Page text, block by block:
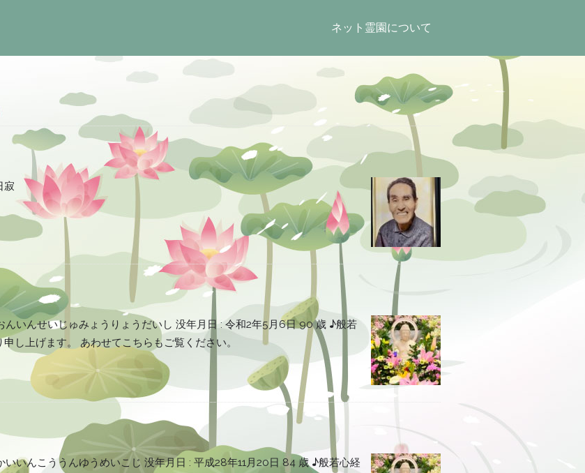
ネット霊園について
寂
いんせいじゅみょうりょうだいし 没年月日 : 令和2年5月6日 90 歳 ♪般若
し上げます。 あわせてこちらもご覧ください。
いんこううんゆうめいこじ 没年月日 : 平成28年11月20日 84 歳 ♪般若心経